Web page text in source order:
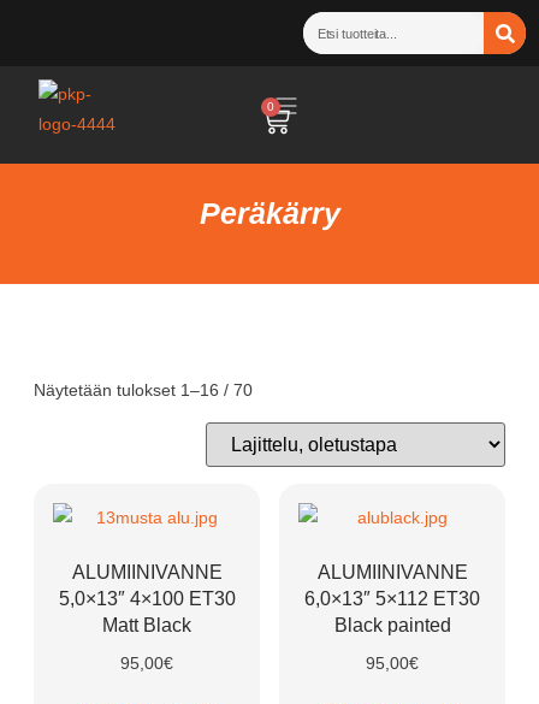
0
Peräkärry
Näytetään tulokset 1–16 / 70
ALUMIINIVANNE
5,0×13″ 4×100 ET30
Matt Black
95,00€
ALUMIINIVANNE
6,0×13″ 5×112 ET30
Black painted
95,00€